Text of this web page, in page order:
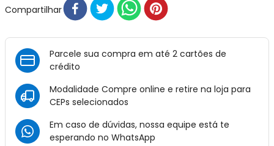
Compartilhar
Parcele sua compra em até 2 cartões de
crédito
Modalidade Compre online e retire na loja para
CEPs selecionados
Em caso de dúvidas, nossa equipe está te
esperando no WhatsApp